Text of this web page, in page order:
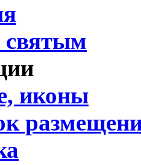
святым
иконы